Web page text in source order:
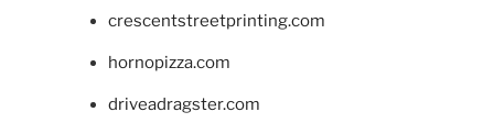
crescentstreetprinting.com
hornopizza.com
driveadragster.com